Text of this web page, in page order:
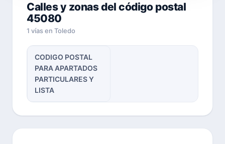
Calles y zonas del código postal
45080
1 vías en Toledo
CODIGO POSTAL
PARA APARTADOS
PARTICULARES Y
LISTA